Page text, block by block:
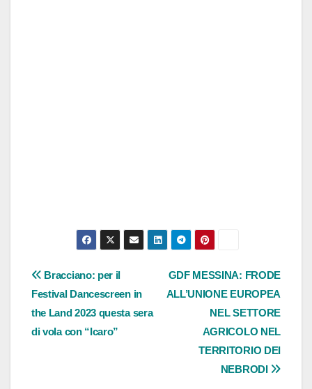
Navigazione
articoli
GDF MESSINA: FRODE
ALL’UNIONE EUROPEA
NEL SETTORE
AGRICOLO NEL
TERRITORIO DEI
NEBRODI
Bracciano: per il
Festival Dancescreen in
the Land 2023 questa sera
di vola con “Icaro”